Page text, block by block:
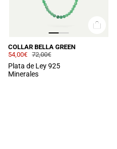
COLLAR BELLA GREEN
54,00€ 72,00€
Plata de Ley 925
Minerales